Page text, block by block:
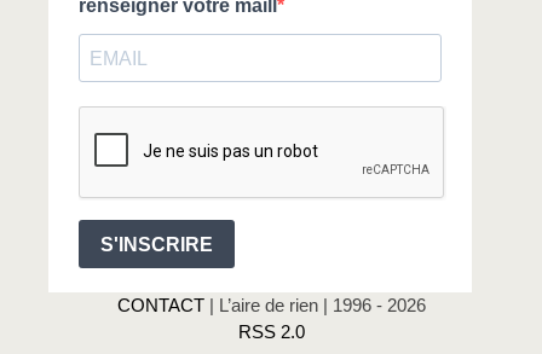
CONTACT| L’aire de rien | 1996 - 2026
RSS 2.0